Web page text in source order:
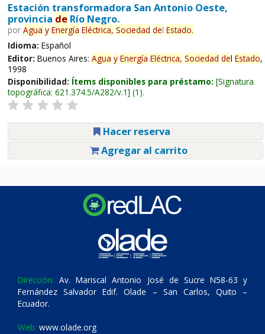
Estación transformadora San Antonio Oeste,
provincia deRío Negro.
por Agua y Energía Eléctrica, Sociedad del Estado.
Idioma: Español
Editor: Buenos Aires: Agua y Energía Eléctrica, Sociedad del Estado,
1998
Disponibilidad: Ítems disponibles para préstamo: Signatura
topográfica: 621.374.5/A282/v.1 (1).
Hacer reserva
Agregar al carrito
Dirección: Av. Mariscal Antonio José de Sucre N58-63 y
Fernández Salvador Edif. Olade – San Carlos, Quito –
Ecuador.
Web: www.olade.org